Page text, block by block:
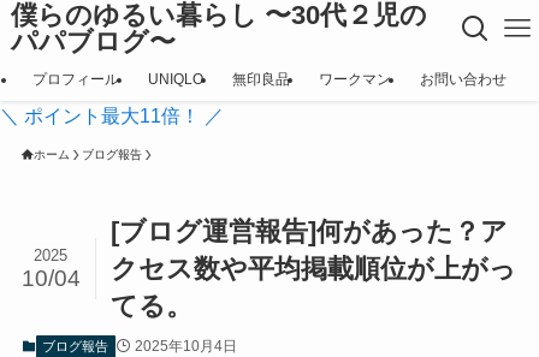
僕らのゆるい暮らし 〜30代２児の
パパブログ〜
プロフィール UNIQLO 無印良品 ワークマン お問い合わせ
＼ ポイント最大11倍！ ／
ホーム ブログ報告
[ブログ運営報告]何があった？ア
クセス数や平均掲載順位が上がっ
てる。
2025
10/04
ブログ報告 2025年10月4日